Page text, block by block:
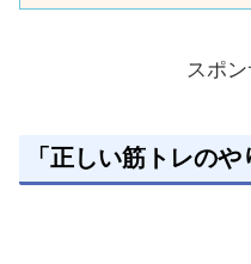
スポ
「正しい筋トレの